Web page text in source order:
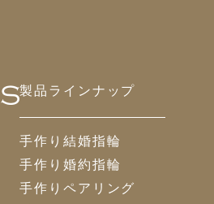
製品ラインナップ
手作り結婚指輪
手作り婚約指輪
手作りペアリング